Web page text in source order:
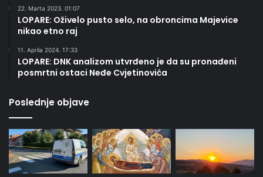
22. Marta 2023. 01:07
LOPARE: Oživelo pusto selo, na obroncima Majevice
nikao etno raj
11. Aprila 2024. 17:33
LOPARE: DNK analizom utvrđeno je da su pronađeni
posmrtni ostaci Neđe Cvjetinovića
Poslednje objave